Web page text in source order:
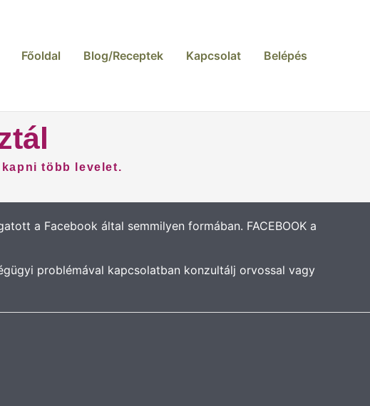
Főoldal Blog/Receptek Kapcsolat Belépés
több levelet.
a Facebook által semmilyen formában. FACEBOOK a
problémával kapcsolatban konzultálj orvossal vagy